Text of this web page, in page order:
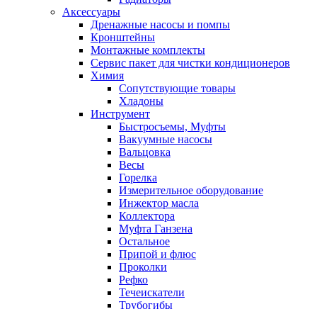
Аксессуары
Дренажные насосы и помпы
Кронштейны
Монтажные комплекты
Сервис пакет для чистки кондиционеров
Химия
Сопутствующие товары
Хладоны
Инструмент
Быстросъемы, Муфты
Вакуумные насосы
Вальцовка
Весы
Горелка
Измерительное оборудование
Инжектор масла
Коллектора
Муфта Ганзена
Остальное
Припой и флюс
Проколки
Рефко
Течеискатели
Трубогибы